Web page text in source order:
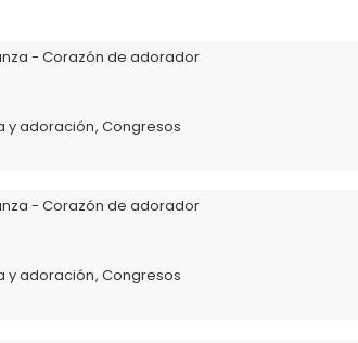
- Corazón de adorador
y adoración, Congresos
- Corazón de adorador
y adoración, Congresos